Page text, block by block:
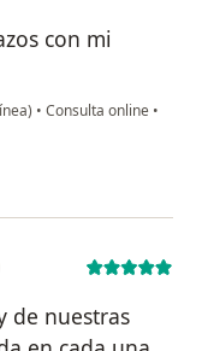
con mi
• Consulta online •
de nuestras